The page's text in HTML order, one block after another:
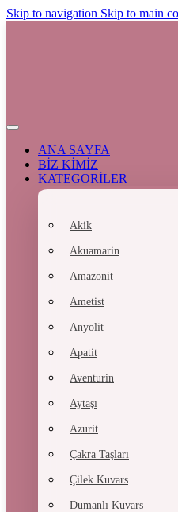
Skip to navigation Skip to main
ANA SAYFA
BİZ KİMİZ
KATEGORİLER
Akik
Akuamarin
Amazonit
Ametist
Anyolit
Apatit
Aventurin
Aytaşı
Azurit
Çakra Taşları
Çilek Kuvars
Dumanlı Kuvars